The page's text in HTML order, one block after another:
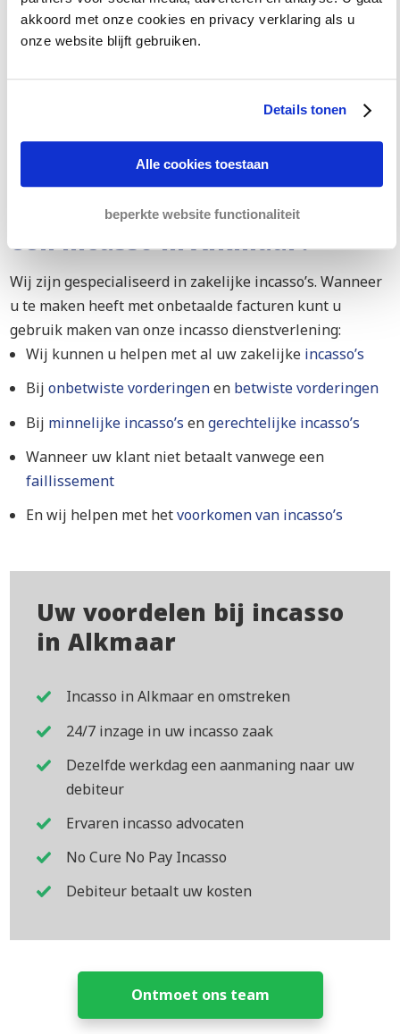
akkoord met onze cookies en privacy verklaring als u
onze website blijft gebruiken.
Details tonen
Alle cookies toestaan
beperkte website functionaliteit
wanneer wij wel incasseren, proberen wij de kosten
voor u zo laag mogelijk te houden.
mogelijk (liefst alles) op uw debiteur te verhalen. In de
meeste gevallen lukt dat ook. Dat betekent dat een
incasso voor u helemaal gratis is!
Hoe kunnen jullie helpen met
een incasso in Alkmaar?
Wij zijn gespecialiseerd in zakelijke incasso’s. Wanneer
u te maken heeft met onbetaalde facturen kunt u
gebruik maken van onze incasso dienstverlening:
Wij kunnen u helpen met al uw zakelijke incasso’s
Bij onbetwiste vorderingenen betwiste vorderingen
Bij minnelijke incasso’s engerechtelijke incasso’s
Wanneer uw klant niet betaalt vanwege een
faillissement
En wij helpen met hetvoorkomen van incasso’s
Uw voordelen bij incasso
in Alkmaar
Incasso in Alkmaar en omstreken
24/7 inzage in uw incasso zaak
Dezelfde werkdag een aanmaning naar uw
debiteur
Ervaren incasso advocaten
No Cure No Pay Incasso
Debiteur betaalt uw kosten
Ontmoet ons team